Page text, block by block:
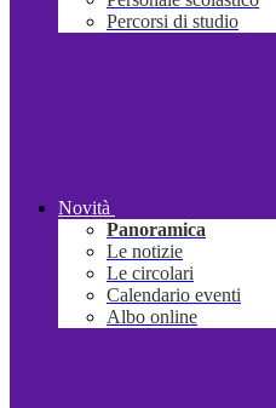
Percorsi di studio
Novità
Panoramica
Le notizie
Le circolari
Calendario eventi
Albo online